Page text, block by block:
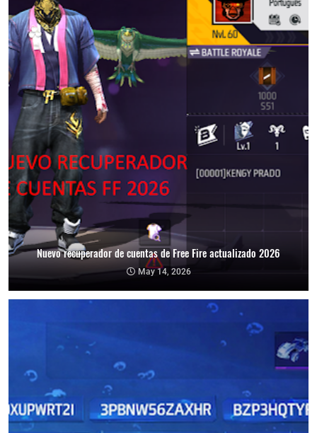
Nuevo recuperador de cuentas de Free Fire actualizado 2026
May 14, 2026